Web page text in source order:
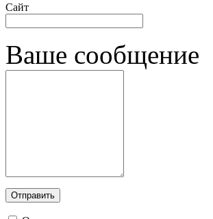
Сайт
Ваше сообщение